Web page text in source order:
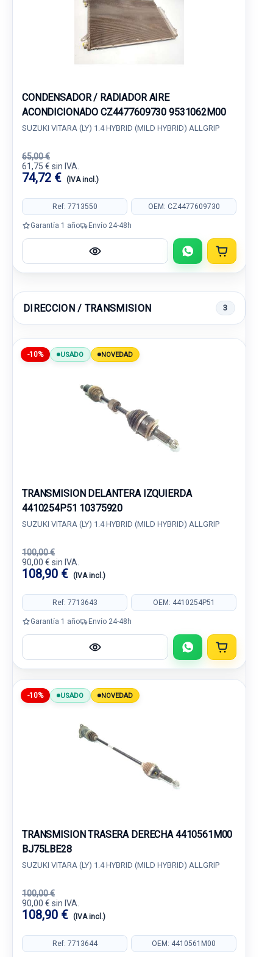
CONDENSADOR / RADIADOR AIRE
ACONDICIONADO CZ4477609730 9531062M00
SUZUKI VITARA (LY) 1.4 HYBRID (MILD HYBRID) ALLGRIP
65,00 €
61,75 € sin IVA.
74,72 € (IVA incl.)
Ref: 7713550 OEM: CZ4477609730
Garantía 1 año Envío 24-48h
DIRECCION / TRANSMISION 3
-10% USADO NOVEDAD
TRANSMISION DELANTERA IZQUIERDA
4410254P51 10375920
SUZUKI VITARA (LY) 1.4 HYBRID (MILD HYBRID) ALLGRIP
100,00 €
90,00 € sin IVA.
108,90 € (IVA incl.)
Ref: 7713643 OEM: 4410254P51
Garantía 1 año Envío 24-48h
-10% USADO NOVEDAD
TRANSMISION TRASERA DERECHA 4410561M00
BJ75LBE28
SUZUKI VITARA (LY) 1.4 HYBRID (MILD HYBRID) ALLGRIP
100,00 €
90,00 € sin IVA.
108,90 € (IVA incl.)
Ref: 7713644 OEM: 4410561M00